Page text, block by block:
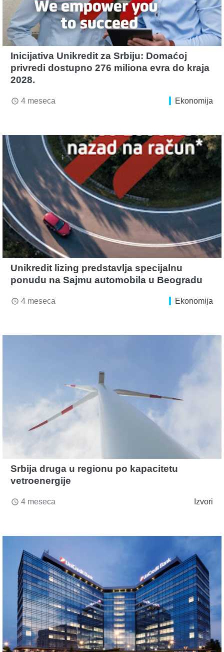
Inicijativa Unikredit za Srbiju: Domaćoj
privredi dostupno 276 miliona evra do kraja
2028.
access_time 4 meseca Ekonomija
Unikredit lizing predstavlja specijalnu
ponudu na Sajmu automobila u Beogradu
access_time 4 meseca Ekonomija
Srbija druga u regionu po kapacitetu
vetroenergije
access_time 4 meseca Izvori